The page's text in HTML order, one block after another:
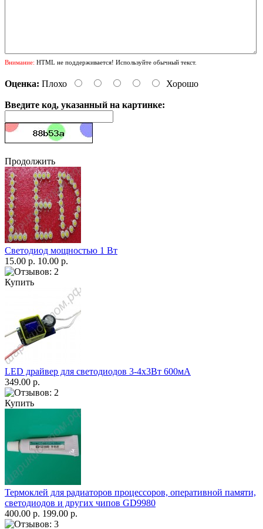
Внимание: HTML не поддерживается! Используйте обычный текст.
Оценка: Плохо Хорошо
Введите код, указанный на картинке:
Продолжить
Светодиод мощностью 1 Вт
15.00 р. 10.00 р.
Купить
LED драйвер для светодиодов 3-4х3Вт 600мА
349.00 р.
Купить
Термоклей для радиаторов процессоров, оперативной памяти,
светодиодов и других чипов GD9980
400.00 р. 199.00 р.